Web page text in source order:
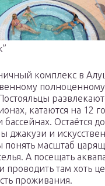
комплекс в
катаются на 12
Остаётся
джакузи и
понять масштаб
А посещать
проводить там хоть
проживания.